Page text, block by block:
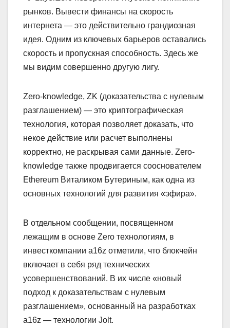
рынков. Вывести финансы на скорость
интернета — это действительно грандиозная
идея. Одним из ключевых барьеров оставались
скорость и пропускная способность. Здесь же
мы видим совершенно другую лигу.
Zero-knowledge, ZK (доказательства с нулевым
разглашением) — это криптографическая
технология, которая позволяет доказать, что
некое действие или расчет выполнены
корректно, не раскрывая сами данные. Zero-
knowledge также продвигается сооснователем
Ethereum Виталиком Бутериным, как одна из
основных технологий для развития «эфира».
В отдельном сообщении, посвященном
лежащим в основе Zero технологиям, в
инвесткомпании a16z отметили, что блокчейн
включает в себя ряд технических
усовершенствований. В их числе «новый
подход к доказательствам с нулевым
разглашением», основанный на разработках
a16z — технологии Jolt.